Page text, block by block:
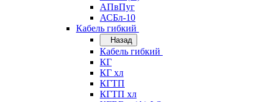
АПвПуг
АСБл-10
Кабель гибкий
Назад
Кабель гибкий
КГ
КГ хл
КГТП
КГТП хл